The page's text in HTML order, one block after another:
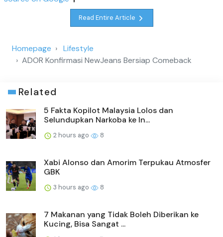
Read Entire Article
Homepage
Lifestyle
ADOR Konfirmasi NewJeans Bersiap Comeback
Related
5 Fakta Kopilot Malaysia Lolos dan
Selundupkan Narkoba ke In...
2 hours ago 8
Xabi Alonso dan Amorim Terpukau Atmosfer
GBK
3 hours ago 8
7 Makanan yang Tidak Boleh Diberikan ke
Kucing, Bisa Sangat ...